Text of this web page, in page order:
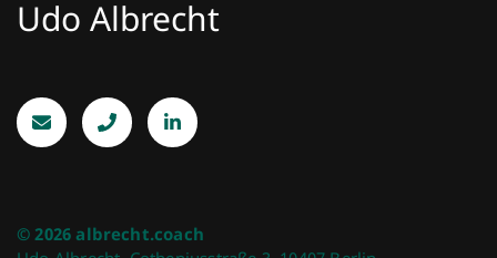
Udo Albrecht
© 2026 albrecht.coach